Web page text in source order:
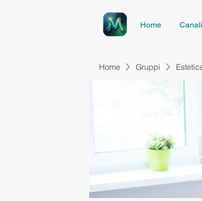
Home
Home Gruppi